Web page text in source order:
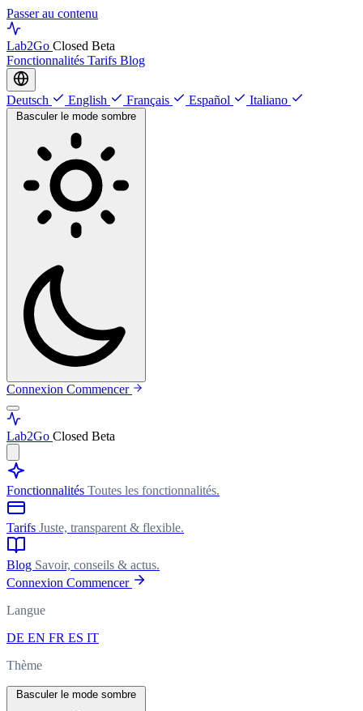
Passer au contenu
Lab2Go Closed Beta
Fonctionnalités Tarifs Blog
Deutsch English Français Español Italiano
Basculer le mode sombre
Connexion Commencer
Lab2Go Closed Beta
Fonctionnalités Toutes les fonctionnalités.
Tarifs Juste, transparent & flexible.
Blog Savoir, conseils & actus.
Connexion Commencer
Langue
DE EN FR ES IT
Thème
Basculer le mode sombre